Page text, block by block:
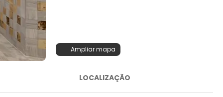
Ampliar mapa
LOCALIZAÇÃO